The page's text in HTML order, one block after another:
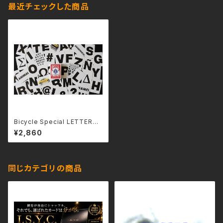
最近チェックした商品
Bicycle Special LETTERS
Playing Cards (10種類の動
画付き)
¥2,860
同じカテゴリの商品